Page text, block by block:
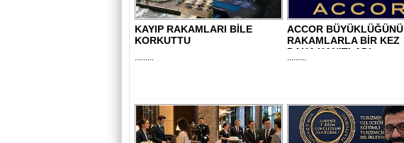
KAYIP RAKAMLARI BİLE
KORKUTTU
.........
ACCOR BÜYÜKLÜĞÜNÜ
RAKAMLARLA BİR KEZ
DAHA KANITLADI
.........